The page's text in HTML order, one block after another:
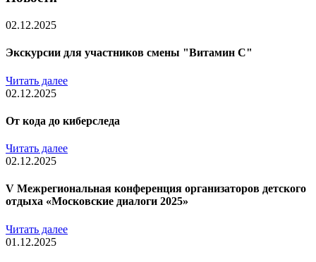
02.12.2025
Экскурсии для участников смены "Витамин С"
Читать далее
02.12.2025
От кода до киберследа
Читать далее
02.12.2025
V Межрегиональная конференция организаторов детского
отдыха «Московские диалоги 2025»
Читать далее
01.12.2025